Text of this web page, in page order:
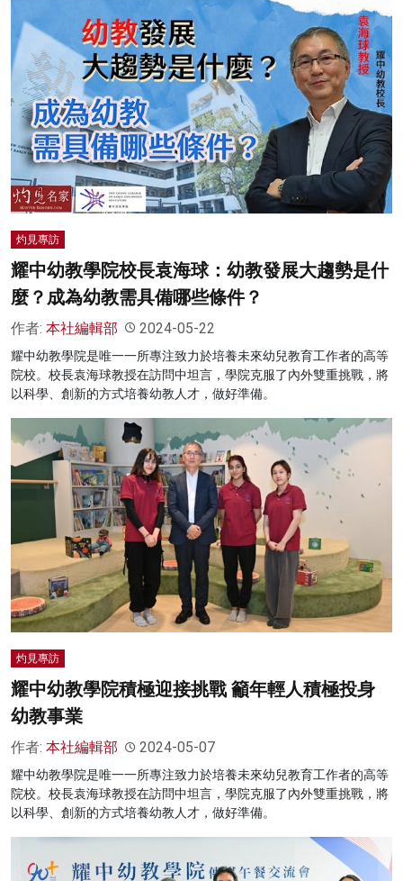
灼見專訪
耀中幼教學院校長袁海球：幼教發展大趨勢是什
麼？成為幼教需具備哪些條件？
作者: 本社編輯部 2024-05-22
耀中幼教學院是唯一一所專注致力於培養未來幼兒教育工作者的高等
院校。校長袁海球教授在訪問中坦言，學院克服了內外雙重挑戰，將
以科學、創新的方式培養幼教人才，做好準備。
灼見專訪
耀中幼教學院積極迎接挑戰 籲年輕人積極投身
幼教事業
作者: 本社編輯部 2024-05-07
耀中幼教學院是唯一一所專注致力於培養未來幼兒教育工作者的高等
院校。校長袁海球教授在訪問中坦言，學院克服了內外雙重挑戰，將
以科學、創新的方式培養幼教人才，做好準備。